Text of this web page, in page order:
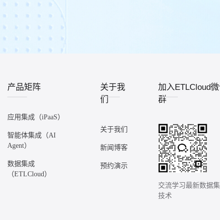
产品矩阵
应用集成（iPaaS）
智能体集成（AI
Agent）
数据集成
（ETLCloud）
关于我
们
关于我们
新闻博客
预约演示
加入ETLCloud
群
交流学习最新数据
技术